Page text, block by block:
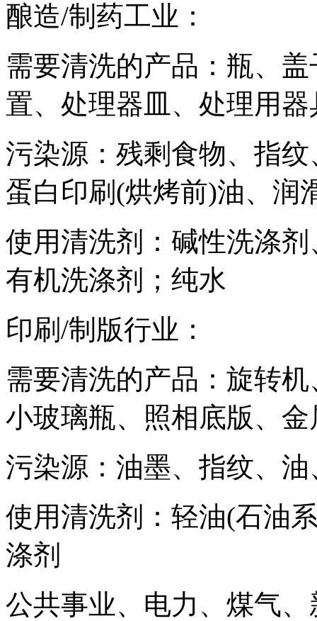
酿造/制药工业：
需要清洗的产品：瓶、
置、处理器皿、处理用
污染源：残剩食物、指
蛋白印刷(烘烤前)油、润
使用清洗剂：碱性洗涤
有机洗涤剂；纯水
印刷/制版行业：
需要清洗的产品：旋转
小玻璃瓶、照相底版、
污染源：油墨、指纹、油
使用清洗剂：轻油(石油
涤剂
公共事业、电力、煤气